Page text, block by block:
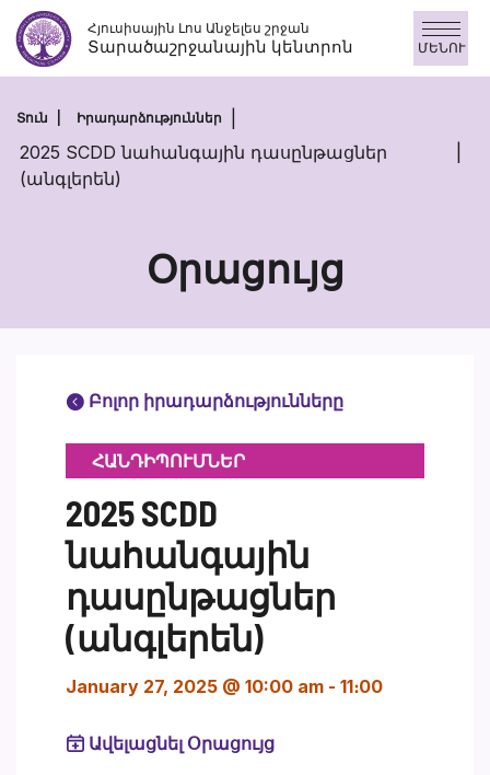
Անցնել
բովանդակությանըՀյուսիսային Լոս Անջելես շրջան
Տարածաշրջանային կենտրոն ՄԵՆՈՒ
Տուն Իրադարձություններ
2025 SCDD նահանգային դասընթացներ
(անգլերեն)
Օրացույց
Բոլոր իրադարձությունները
ՀԱՆԴԻՊՈՒՄՆԵՐ
2025 SCDD
նահանգային
դասընթացներ
(անգլերեն)
January 27, 2025 @ 10:00 am - 11։00
Ավելացնել Օրացույց